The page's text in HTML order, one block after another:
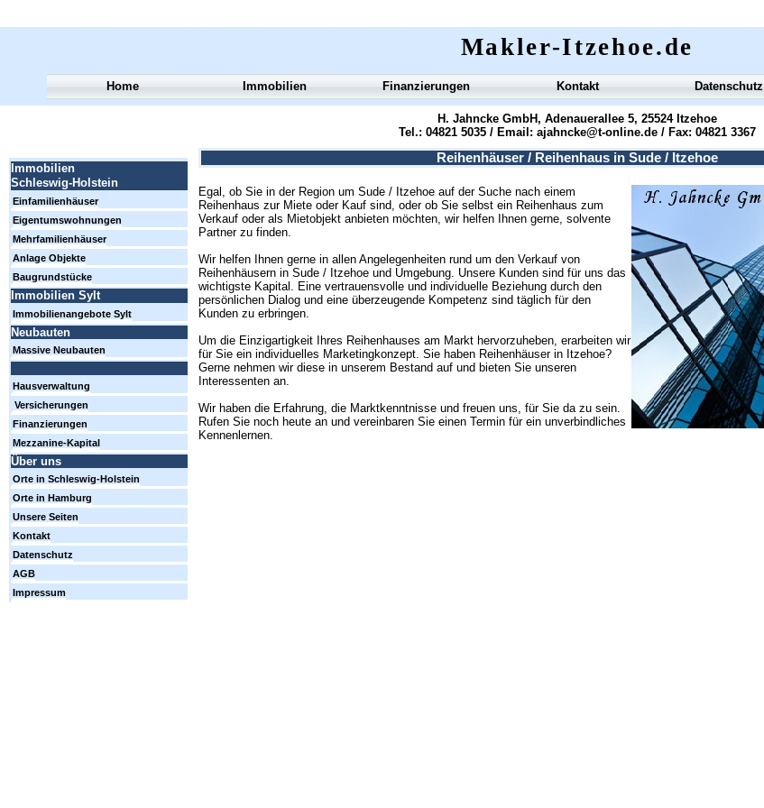
Reihenhäuser / Reihenhaus in Sude / Itzehoe
Egal, ob Sie in der Region um Sude / Itzehoe auf der Suche nach einem
Reihenhaus zur Miete oder Kauf sind, oder ob Sie selbst ein Reihenhaus zum
Verkauf oder als Mietobjekt anbieten möchten, wir helfen Ihnen gerne, solvente
Partner zu finden.
Wir helfen Ihnen gerne in allen Angelegenheiten rund um den Verkauf von
Reihenhäusern in Sude / Itzehoe und Umgebung. Unsere Kunden sind für uns das
wichtigste Kapital. Eine vertrauensvolle und individuelle Beziehung durch den
persönlichen Dialog und eine überzeugende Kompetenz sind täglich für den
Kunden zu erbringen.
Um die Einzigartigkeit Ihres Reihenhauses am Markt hervorzuheben, erarbeiten wir
für Sie ein individuelles Marketingkonzept. Sie haben Reihenhäuser in Itzehoe?
Gerne nehmen wir diese in unserem Bestand auf und bieten Sie unseren
Interessenten an.
Wir haben die Erfahrung, die Marktkenntnisse und freuen uns, für Sie da zu sein.
Rufen Sie noch heute an und vereinbaren Sie einen Termin für ein unverbindliches
Kennenlernen.
Makler-Itzehoe.de
H. Jahncke GmbH, Adenauerallee 5, 25524 Itzehoe
Tel.: 04821 5035 / Email: ajahncke@t-online.de / Fax: 04821 3367
Home Immobilien Finanzierungen Kontakt Datenschutz
Immobilien
Schleswig-Holstein
Einfamilienhäuser
Eigentumswohnungen
Mehrfamilienhäuser
Anlage Objekte
Baugrundstücke
Immobilien Sylt
Immobilienangebote Sylt
Neubauten
Massive Neubauten
Hausverwaltung
Versicherungen
Finanzierungen
Mezzanine-Kapital
Über uns
Orte in Schleswig-Holstein
Orte in Hamburg
Unsere Seiten
Kontakt
Datenschutz
AGB
Impressum